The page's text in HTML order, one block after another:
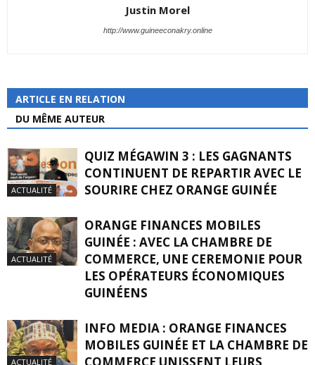
Justin Morel
http://www.guineeconakry.online
ARTICLE EN RELATION
DU MÊME AUTEUR
ACTUALITÉ
QUIZ MÉGAWIN 3 : LES GAGNANTS
CONTINUENT DE REPARTIR AVEC LE
SOURIRE CHEZ ORANGE GUINÉE
ACTUALITÉ
ORANGE FINANCES MOBILES
GUINÉE : AVEC LA CHAMBRE DE
COMMERCE, UNE CEREMONIE POUR
LES OPÉRATEURS ÉCONOMIQUES
GUINÉENS
ACTUALITÉ
INFO MEDIA : ORANGE FINANCES
MOBILES GUINÉE ET LA CHAMBRE DE